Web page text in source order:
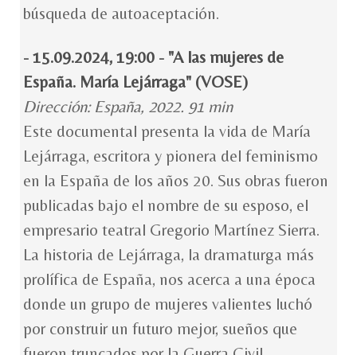
búsqueda de autoaceptación.
- 15.09.2024, 19:00 - "A las mujeres de
España. María Lejárraga" (VOSE)
Dirección: España, 2022. 91 min
Este documental presenta la vida de María
Lejárraga, escritora y pionera del feminismo
en la España de los años 20. Sus obras fueron
publicadas bajo el nombre de su esposo, el
empresario teatral Gregorio Martínez Sierra.
La historia de Lejárraga, la dramaturga más
prolífica de España, nos acerca a una época
donde un grupo de mujeres valientes luchó
por construir un futuro mejor, sueños que